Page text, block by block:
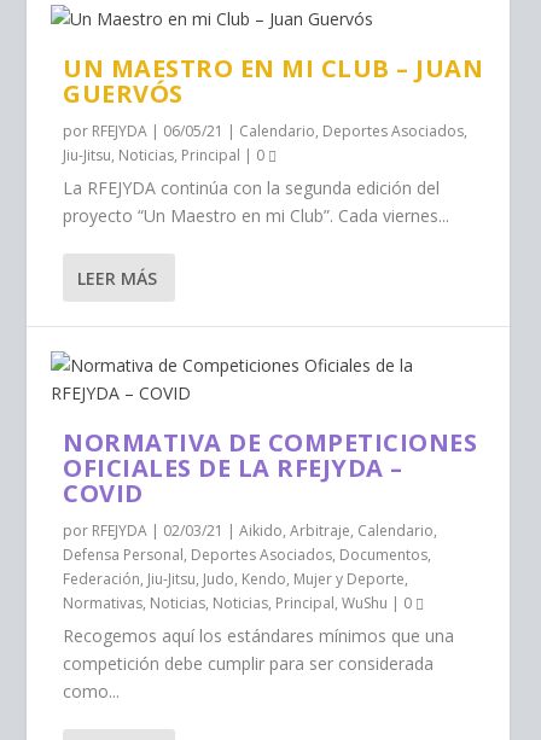
UN MAESTRO EN MI CLUB – JUAN
GUERVÓS
por RFEJYDA | 06/05/21 | Calendario, Deportes Asociados,
Jiu-Jitsu, Noticias, Principal | 0
La RFEJYDA continúa con la segunda edición del
proyecto “Un Maestro en mi Club”. ‬Cada ‪viernes...
LEER MÁS
NORMATIVA DE COMPETICIONES
OFICIALES DE LA RFEJYDA –
COVID
por RFEJYDA | 02/03/21 |Aikido,Arbitraje, Calendario,
Defensa Personal, Deportes Asociados, Documentos,
Federación, Jiu-Jitsu, Judo, Kendo, Mujer y Deporte,
Normativas, Noticias, Noticias, Principal,WuShu | 0
Recogemos aquí los estándares mínimos que una
competición debe cumplir para ser considerada
como...